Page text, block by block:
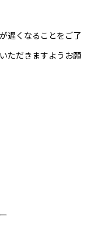
遅くなることをご了
ただきますようお願